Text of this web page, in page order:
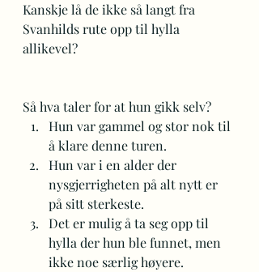
Kanskje lå de ikke så langt fra
Svanhilds rute opp til hylla
allikevel?
Så hva taler for at hun gikk selv?
Hun var gammel og stor nok til
å klare denne turen.
Hun var i en alder der
nysgjerrigheten på alt nytt er
på sitt sterkeste.
Det er mulig å ta seg opp til
hylla der hun ble funnet, men
ikke noe særlig høyere.